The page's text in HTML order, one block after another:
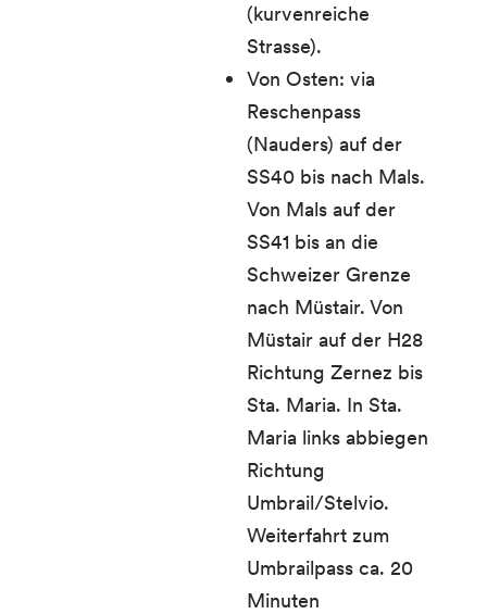
(kurvenreiche
Strasse).
Von Osten: via
Reschenpass
(Nauders) auf der
SS40 bis nach Mals.
Von Mals auf der
SS41 bis an die
Schweizer Grenze
nach Müstair. Von
Müstair auf der H28
Richtung Zernez bis
Sta. Maria. In Sta.
Maria links abbiegen
Richtung
Umbrail/Stelvio.
Weiterfahrt zum
Umbrailpass ca. 20
Minuten